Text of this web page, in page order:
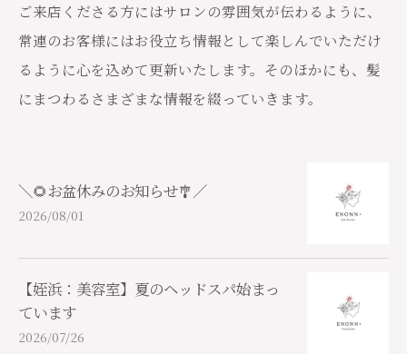
ご来店くださる方にはサロンの雰囲気が伝わるように、
常連のお客様にはお役立ち情報として楽しんでいただけ
るように心を込めて更新いたします。そのほかにも、髪
にまつわるさまざまな情報を綴っていきます。
＼🌻お盆休みのお知らせ🎐／
2026/08/01
【姪浜：美容室】夏のヘッドスパ始まっ
ています
2026/07/26